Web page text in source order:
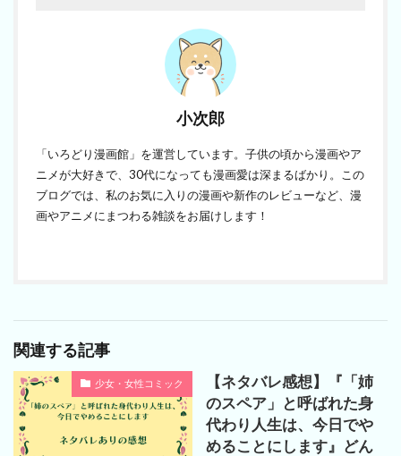
小次郎
「いろどり漫画館」を運営しています。子供の頃から漫画やア
ニメが大好きで、30代になっても漫画愛は深まるばかり。この
ブログでは、私のお気に入りの漫画や新作のレビューなど、漫
画やアニメにまつわる雑談をお届けします！
関連する記事
少女・女性コミック
【ネタバレ感想】『「姉
のスペア」と呼ばれた身
代わり人生は、今日でや
めることにします』どん